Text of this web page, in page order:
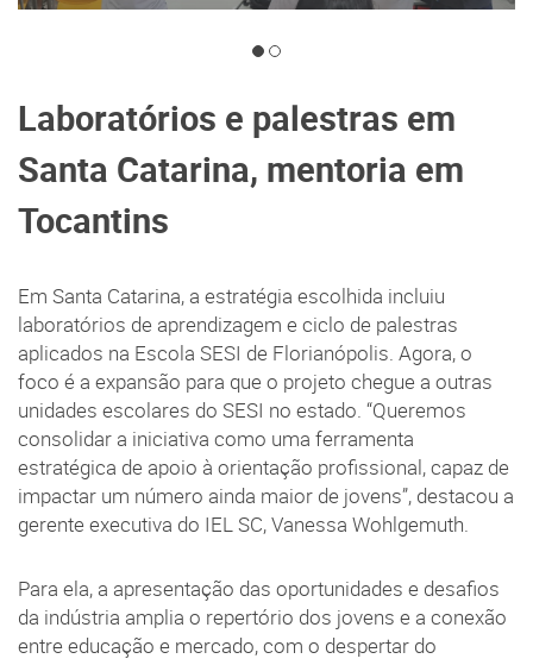
Laboratórios e palestras em
Santa Catarina, mentoria em
Tocantins
Em Santa Catarina, a estratégia escolhida incluiu
laboratórios de aprendizagem e ciclo de palestras
aplicados na Escola SESI de Florianópolis. Agora, o
foco é a expansão para que o projeto chegue a outras
unidades escolares do SESI no estado. “Queremos
consolidar a iniciativa como uma ferramenta
estratégica de apoio à orientação profissional, capaz de
impactar um número ainda maior de jovens”, destacou a
gerente executiva do IEL SC, Vanessa Wohlgemuth.
Para ela, a apresentação das oportunidades e desafios
da indústria amplia o repertório dos jovens e a conexão
entre educação e mercado, com o despertar do